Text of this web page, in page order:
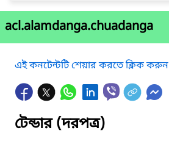
acl.alamdanga.chuadanga
এই কনটেন্টটি শেয়ার করতে ক্লিক করুন
টেন্ডার (দরপত্র)